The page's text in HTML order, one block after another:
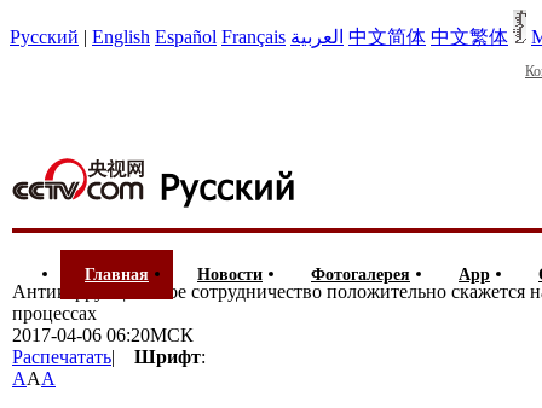
Русский | English Español Français العربية 中文简体 中文繁体
Главная Новости Фотогалерея App
Антикоррупционное сотрудничество положительно скажется
процессах
2017-04-06 06:20МСК
Распечатать| Шрифт:
AAA